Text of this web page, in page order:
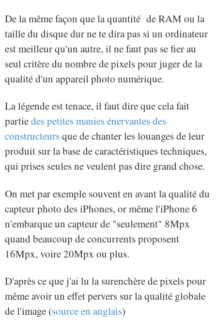
De la même façon que la quantité de RAM ou la
taille du disque dur ne te dira pas si un ordinateur
est meilleur qu'un autre, il ne faut pas se fier au
seul critère du nombre de pixels pour juger de la
qualité d'un appareil photo numérique.
La légende est tenace, il faut dire que cela fait
partiedes petites manies énervantes des
constructeursque de chanter les louanges de leur
produit sur la base de caractéristiques techniques,
qui prises seules ne veulent pas dire grand chose.
On met par exemple souvent en avant la qualité du
capteur photo des iPhones, or même l'iPhone 6
n'embarque un capteur de "seulement" 8Mpx
quand beaucoup de concurrents proposent
16Mpx, voire 20Mpx ou plus.
D'après ce que j'ai lu la surenchère de pixels pour
même avoir un effet pervers sur la qualité globale
de l'image (source en anglais)